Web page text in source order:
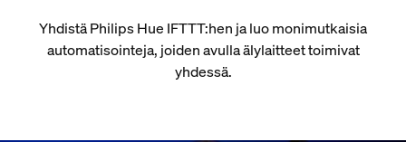
Yhdistä Philips Hue IFTTT:hen ja luo monimutkaisia
automatisointeja, joiden avulla älylaitteet toimivat
yhdessä.